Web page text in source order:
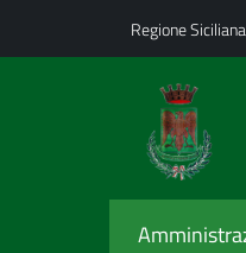
Regione Siciliana